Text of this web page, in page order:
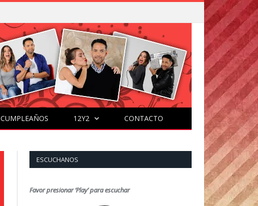
CUMPLEAÑOS 12Y2 CONTACTO
ESCUCHANOS
Favor presionar ‘Play’ para escuchar